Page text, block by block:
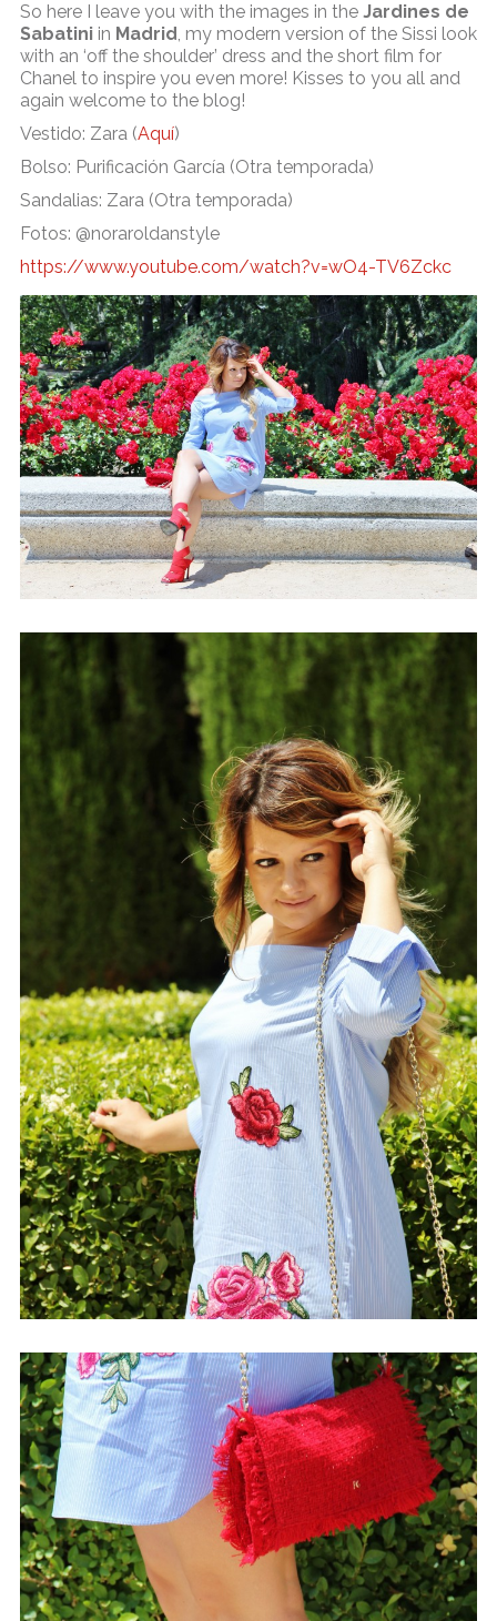
So here I leave you with the images in the Jardines de
Sabatiniin Madrid, my modern version of the Sissi look
with an ‘off the shoulder’ dress and the short film for
Chanel to inspire you even more! Kisses to you all and
again welcome to the blog!
Vestido: Zara (Aquí)
Bolso: Purificación García (Otra temporada)
Sandalias: Zara (Otra temporada)
Fotos: @noraroldanstyle
https://www.youtube.com/watch?v=wO4-TV6Zckc